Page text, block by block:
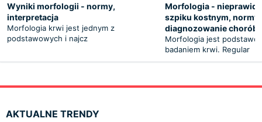
Wyniki morfologii - normy,
interpretacja
Morfologia krwi jest jednym z
podstawowych i najcz
Morfologia -
szpiku kostnym, normy,
diagnozowanie chorób
Morfologia jest
badaniem krwi. Regular
AKTUALNE TRENDY